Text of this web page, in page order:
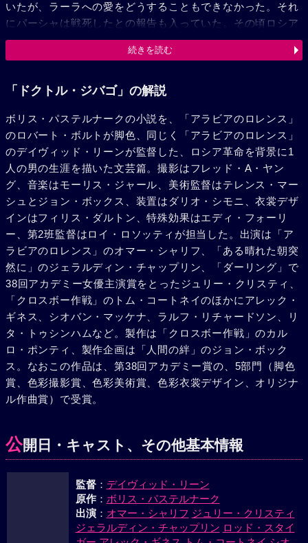
いたが、ラーラへの愛をどうすることもできなかった。それ
にパーシャは戦死したとの報告も入っていた。その頃ロシア
は内戦が激しくなり、ジバゴはモスクワの家族のもとへ帰っ
た革命軍の手に帰したモスクワは、飢えと物資の不足にあえ
（アレック・ギネス）に初めて会ったのはその頃だった。義
中で白軍のスパイと間違えられ、赤軍の将校に尋問された。
この将校は、戦死と報じられていたパーシャだった。彼は変
わりはて、今や革命への狂信以外、何もない男になってい
た。ラーラとの愛も再燃した田舎での生活、ジバゴにとって
は幸せの日が続いたが、ある日突然、彼はパルチザンの1隊
にとらえられた。妻に2人目の子供が生まれると知り、ラー
ラと別れる決心をした直後のことだ。しかし彼は脱走し、ラ
ーラのもとに帰ったが、2人の関係を知った妻が、子供をつ
れて、パリに亡命したと告げられた。今や亡命者の夫となっ
たジバゴと、すでに追放の身となっていたパーシャの妻ラー
ラの前に、コマロフスキーが現れた。彼は2人に危険がせま
っていると再三話し、ついに身重のラーラをつれて極東に去
った。8年後、ジバゴはモスクワの市街電車の中でラーラを
見かけ必死に追ったが、かねてわずらっていた心臓発作で倒
れ亡くなる。何年か過ぎた。エフグラフはダムの建築現場で
働く若い娘（リタ・トゥシンハム）に出会った。彼女は、ジ
バゴとラーラの間にできた私生児だ。彼は両親のことを話し
てきかせ、ジバゴの詩集を贈りこう言った。「彼の仕事は党
ほど詩を愛した者はいなかった」と。
続きを読む
「ドクトル・ジバゴ」の解説
ボリス・パステルナークの小説を、「アラビアのロレンス」
のロバート・ボルトが脚色、同じく「アラビアのロレンス」
のデイヴィッド・リーンが監督した、ロシア革命を背景に1
人の男の生涯を描いた文芸篇。撮影はフレッド・A・ヤン
グ、音楽はモーリス・ジャール、美術監督はテレンス・マー
シュとジョン・ボックス、装置はダリオ・シモニ、衣裳デザ
インはフィリス・ダルトン、特殊効果はエディ・フォーリ
ー、第2班監督はロイ・ロソッティが担当した。出演は「ア
ラビアのロレンス」のオマー・シャリフ、「ある晴れた朝突
然に」のジェラルディン・チャップリン、「ダーリング」で
38回アカデミー女優主演賞をとったジュリー・クリスティ、
「クロスボー作戦」のトム・コートネイのほかにアレック・
ギネス、シオバン・マッケナ、ラルフ・リチャードソン、リ
タ・トゥシンハムなど。製作は「クロスボー作戦」のカル
ロ・ポンティ、製作企画は「人間の絆」のジョン・ボック
ス。なおこの作品は、第38回アカデミー賞の、5部門（脚色
賞、色彩撮影賞、色彩美術賞、色彩衣裳デザイン、オリジナ
ル作曲賞）で受賞。
公開日・キャスト、その他基本情報
監督： デイヴィッド・リーン
原作： ボリス・パステルナーク
出演： オマー・シャリフ ジュリー・クリスティ
ジェラルディン・チャップリン ロッド・スタイ